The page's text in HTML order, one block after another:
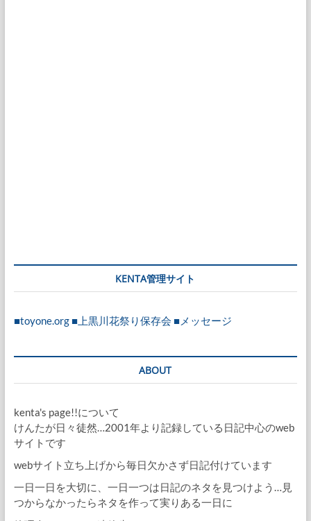
KENTA管理サイト
■toyone.org ■上黒川花祭り保存会 ■メッセージ
ABOUT
kenta's page!!について
けんたが日々徒然…2001年より記録している日記中心のweb
サイトです
webサイト立ち上げから毎日欠かさず日記付けています
一日一日を大切に、一日一つは日記のネタを見つけよう…見
つからなかったらネタを作って実りある一日に